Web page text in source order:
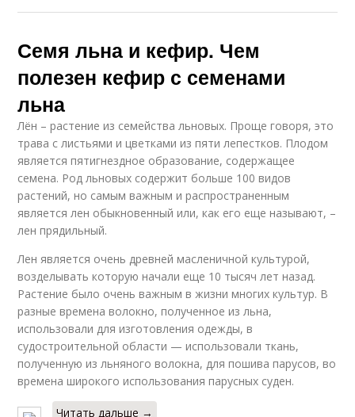
Семя льна и кефир. Чем
полезен кефир с семенами
льна
Лён – растение из семейства льновых. Проще говоря, это
трава с листьями и цветками из пяти лепестков. Плодом
является пятигнездное образование, содержащее
семена. Род льновых содержит больше 100 видов
растений, но самым важным и распространенным
является лен обыкновенный или, как его еще называют, –
лен прядильный.
Лен является очень древней масленичной культурой,
возделывать которую начали еще 10 тысяч лет назад.
Растение было очень важным в жизни многих культур. В
разные времена волокно, полученное из льна,
использовали для изготовления одежды, в
судостроительной области — использовали ткань,
полученную из льняного волокна, для пошива парусов, во
времена широкого использования парусных суден.
Читать дальше →